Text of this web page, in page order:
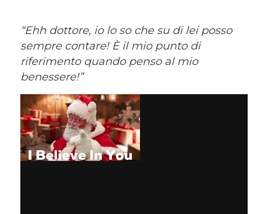
“Ehh dottore, io lo so che su di lei posso
sempre contare! È il mio punto di
riferimento quando penso al mio
benessere!”